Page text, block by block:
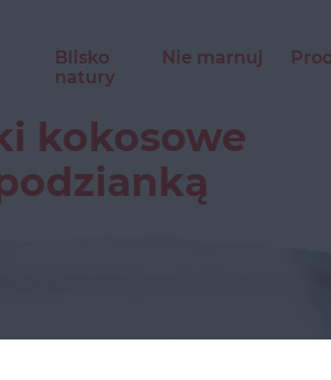
Blisko
natury
Nie marnuj
kokosowe